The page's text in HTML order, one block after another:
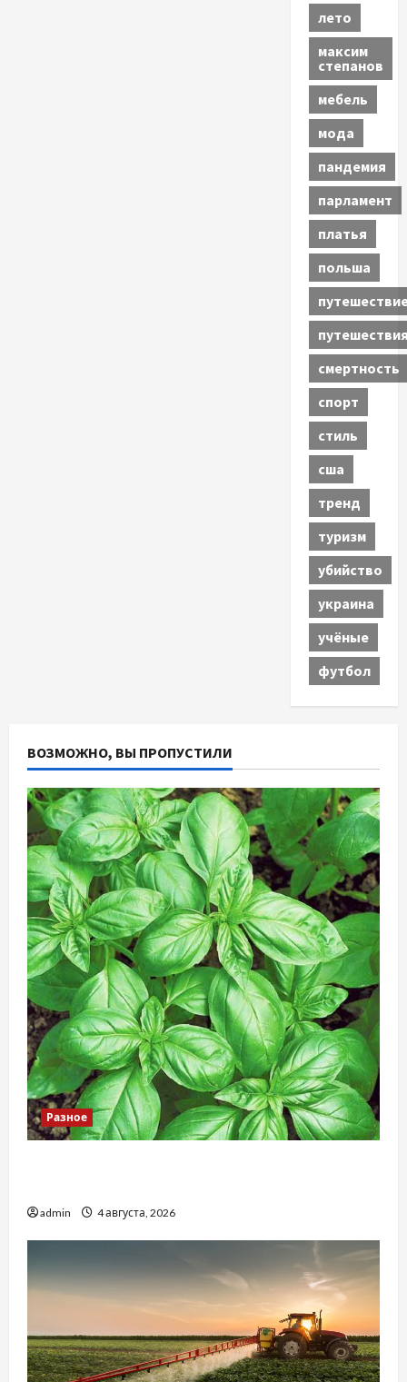
лето
максим
степанов
мебель
мода
пандемия
парламент
платья
польша
смертность
спорт
стиль
сша
тренд
туризм
убийство
украина
учёные
футбол
ВОЗМОЖНО, ВЫ ПРОПУСТИЛИ
Разное
admin 4 августа, 2026